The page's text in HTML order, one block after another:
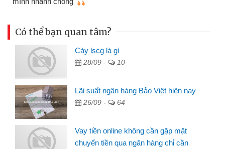
Có thể bạn quan tâm?
Cày lscg là gì
28/09 - 10
Lãi suất ngân hàng Bảo Việt hiện nay
26/09 - 64
Vay tiền online không cần gặp mặt
chuyển tiền qua ngân hàng chỉ cần